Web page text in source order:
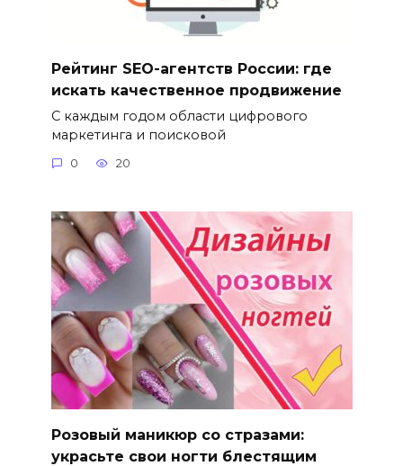
Рейтинг SEO-агентств России: где
искать качественное продвижение
С каждым годом области цифрового
маркетинга и поисковой
0 20
Розовый маникюр со стразами:
украсьте свои ногти блестящим